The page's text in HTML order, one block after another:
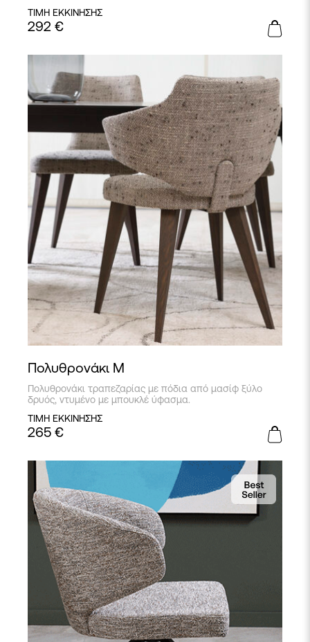
ΤΙΜΗ ΕΚΚΙΝΗΣΗΣ
292 €
Πολυθρονάκι Μ
Πολυθρονάκι τραπεζαρίας με πόδια από μασίφ ξύλο
δρυός, ντυμένο με μπουκλέ ύφασμα.
ΤΙΜΗ ΕΚΚΙΝΗΣΗΣ
265 €